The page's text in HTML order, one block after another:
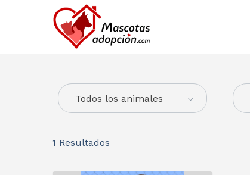
Todos los animales
1 Resultados